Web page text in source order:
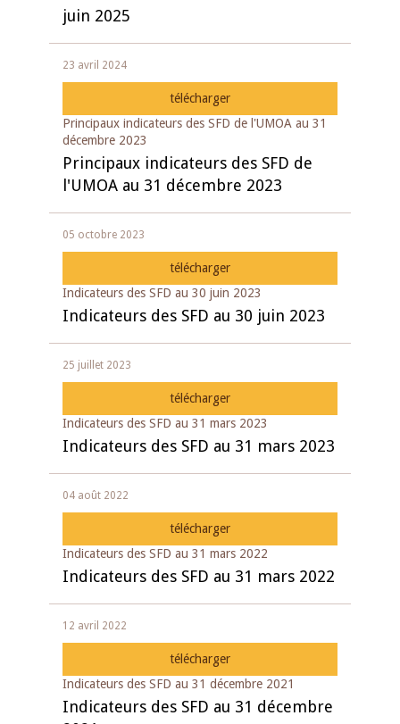
juin 2025
23 avril 2024
télécharger
Principaux indicateurs des SFD de l'UMOA au 31
décembre 2023
Principaux indicateurs des SFD de
l'UMOA au 31 décembre 2023
05 octobre 2023
télécharger
Indicateurs des SFD au 30 juin 2023
Indicateurs des SFD au 30 juin 2023
25 juillet 2023
télécharger
Indicateurs des SFD au 31 mars 2023
Indicateurs des SFD au 31 mars 2023
04 août 2022
télécharger
Indicateurs des SFD au 31 mars 2022
Indicateurs des SFD au 31 mars 2022
12 avril 2022
télécharger
Indicateurs des SFD au 31 décembre 2021
Indicateurs des SFD au 31 décembre